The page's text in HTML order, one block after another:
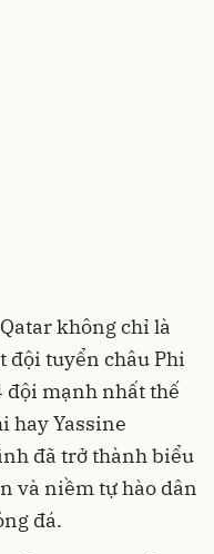
không chỉ là
đội tuyển châu Phi
đội mạnh nhất thế
hay Yassine
đã trở thành biểu
và niềm tự hào dân
đá.